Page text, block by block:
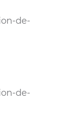
de-
de-